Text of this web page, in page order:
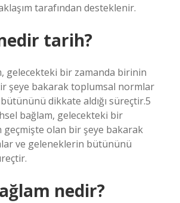
tarafından desteklenir.
tarih?
gelecekteki bir zamanda birinin
şeye bakarak toplumsal normlar
dikkate aldığı süreçtir.5
bağlam, gelecekteki bir
geçmişte olan bir şeye bakarak
ve geleneklerin bütününü
nedir?